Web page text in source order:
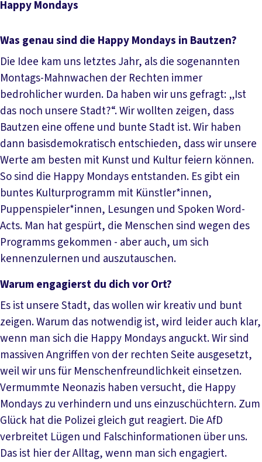
Happy Mondays
Was genau sind die Happy Mondays in Bautzen?
Die Idee kam uns letztes Jahr, als die sogenannten
Montags-Mahnwachen der Rechten immer
bedrohlicher wurden. Da haben wir uns gefragt: „Ist
das noch unsere Stadt?“. Wir wollten zeigen, dass
Bautzen eine offene und bunte Stadt ist. Wir haben
dann basisdemokratisch entschieden, dass wir unsere
Werte am besten mit Kunst und Kultur feiern können.
So sind die Happy Mondays entstanden. Es gibt ein
buntes Kulturprogramm mit Künstler*innen,
Puppenspieler*innen, Lesungen und Spoken Word-
Acts. Man hat gespürt, die Menschen sind wegen des
Programms gekommen - aber auch, um sich
kennenzulernen und auszutauschen.
Warum engagierst du dich vor Ort?
Es ist unsere Stadt, das wollen wir kreativ und bunt
zeigen. Warum das notwendig ist, wird leider auch klar,
wenn man sich die Happy Mondays anguckt. Wir sind
massiven Angriffen von der rechten Seite ausgesetzt,
weil wir uns für Menschenfreundlichkeit einsetzen.
Vermummte Neonazis haben versucht, die Happy
Mondays zu verhindern und uns einzuschüchtern. Zum
Glück hat die Polizei gleich gut reagiert. Die AfD
verbreitet Lügen und Falschinformationen über uns.
Das ist hier der Alltag, wenn man sich engagiert.